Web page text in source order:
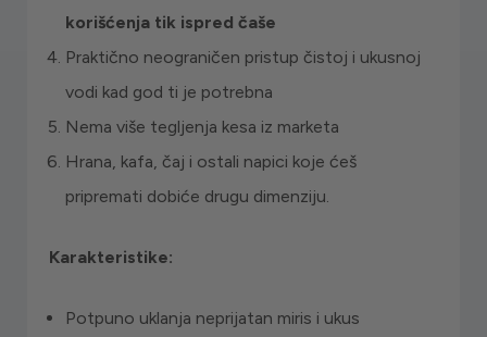
korišćenja tik ispred čaše
Praktično neograničen pristup čistoj i ukusnoj
vodi kad god ti je potrebna
Nema više tegljenja kesa iz marketa
Hrana, kafa, čaj i ostali napici koje ćeš
pripremati dobiće drugu dimenziju.
Karakteristike:
Potpuno uklanja neprijatan miris i ukus